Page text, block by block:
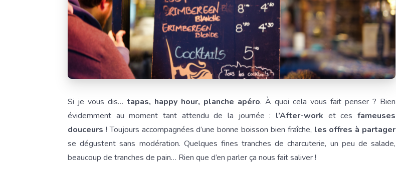
Si je vous dis… tapas, happy hour, planche apéro. À quoi cela vous fait penser ? Bien
évidemment au moment tant attendu de la journée : l’After-work et ces fameuses
douceurs ! Toujours accompagnées d’une bonne boisson bien fraîche, les offres à partager
se dégustent sans modération. Quelques fines tranches de charcuterie, un peu de salade,
beaucoup de tranches de pain… Rien que d’en parler ça nous fait saliver !